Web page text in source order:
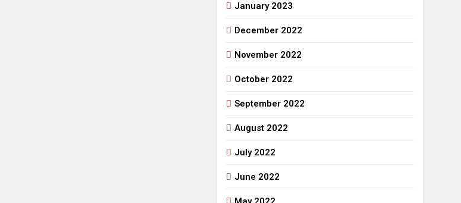
January 2023
December 2022
November 2022
October 2022
September 2022
August 2022
July 2022
June 2022